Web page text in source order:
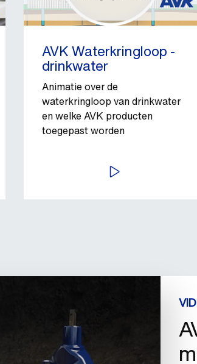
AVK Waterkringloop -
drinkwater
Animatie over de
waterkringloop van drinkwater
en welke AVK producten
toegepast worden
BEKIJK VIDEO